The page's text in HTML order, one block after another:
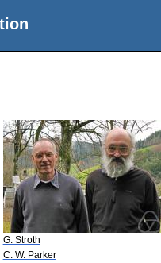
G. Stroth
C. W. Parker